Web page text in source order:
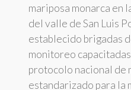
mariposa monarca en
del valle de San Luis
establecido brigadas
monitoreo
protocolo nacional de
estandarizado para la